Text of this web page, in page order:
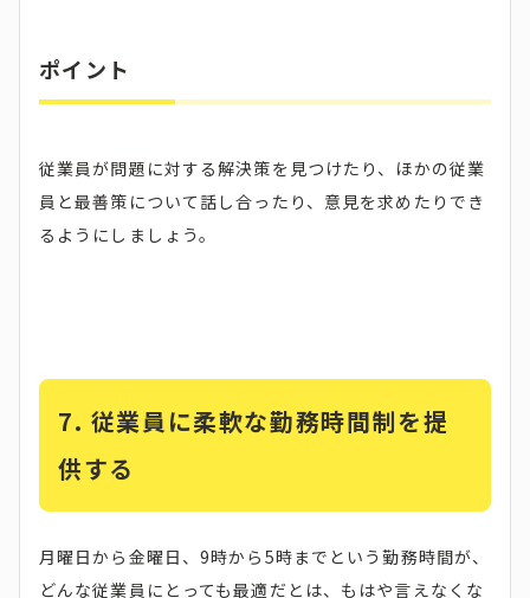
ポイント
従業員が問題に対する解決策を見つけたり、ほかの従業
員と最善策について話し合ったり、意見を求めたりでき
るようにしましょう。
7. 従業員に柔軟な勤務時間制を提
供する
月曜日から金曜日、9時から5時までという勤務時間が、
どんな従業員にとっても最適だとは、もはや言えなくな